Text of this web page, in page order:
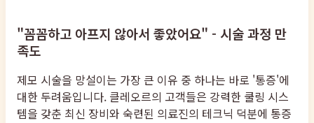
"꼼꼼하고 아프지 않아서 좋았어요" - 시술 과정 만
족도
제모 시술을 망설이는 가장 큰 이유 중 하나는 바로 '통증'에
대한 두려움입니다. 클레오르의 고객들은 강력한 쿨링 시스
템을 갖춘 최신 장비와 숙련된 의료진의 테크닉 덕분에 통증